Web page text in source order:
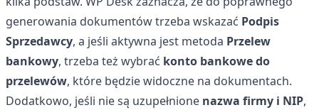
generowania dokumentów trzeba wskazać Podpis
Sprzedawcy, a jeśli aktywna jest metoda Przelew
bankowy, trzeba też wybrać konto bankowe do
przelewów, które będzie widoczne na dokumentach.
Dodatkowo, jeśli nie są uzupełnione nazwa firmy i NIP,